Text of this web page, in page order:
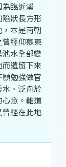
為臨近溪
陷狀長方形
， 本是南朝
曾經仰慕東
池水全部變
而遺留下來
願勉強做官
水 、 泛舟於
心意 。 難道
曾經在此地